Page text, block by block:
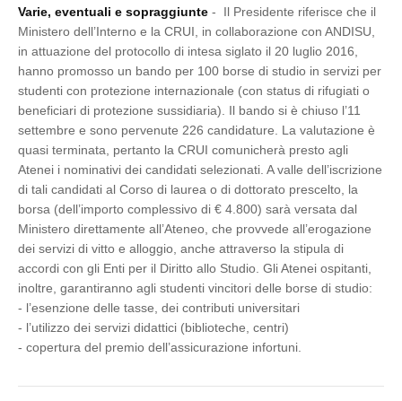
Varie, eventuali e sopraggiunte - Il Presidente riferisce che il
Ministero dell’Interno e la CRUI, in collaborazione con ANDISU,
in attuazione del protocollo di intesa siglato il 20 luglio 2016,
hanno promosso un bando per 100 borse di studio in servizi per
studenti con protezione internazionale (con status di rifugiati o
beneficiari di protezione sussidiaria). Il bando si è chiuso l’11
settembre e sono pervenute 226 candidature. La valutazione è
quasi terminata, pertanto la CRUI comunicherà presto agli
Atenei i nominativi dei candidati selezionati. A valle dell’iscrizione
di tali candidati al Corso di laurea o di dottorato prescelto, la
borsa (dell’importo complessivo di € 4.800) sarà versata dal
Ministero direttamente all’Ateneo, che provvede all’erogazione
dei servizi di vitto e alloggio, anche attraverso la stipula di
accordi con gli Enti per il Diritto allo Studio. Gli Atenei ospitanti,
inoltre, garantiranno agli studenti vincitori delle borse di studio:
- l’esenzione delle tasse, dei contributi universitari
- l’utilizzo dei servizi didattici (biblioteche, centri)
- copertura del premio dell’assicurazione infortuni.